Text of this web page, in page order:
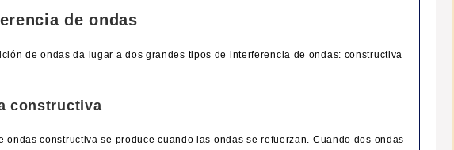
de ondas
de ondas da lugar a dos grandes tipos de interferencia de ondas: constructiva
constructiva
ondas constructiva se produce cuando las ondas se refuerzan. Cuando dos ondas